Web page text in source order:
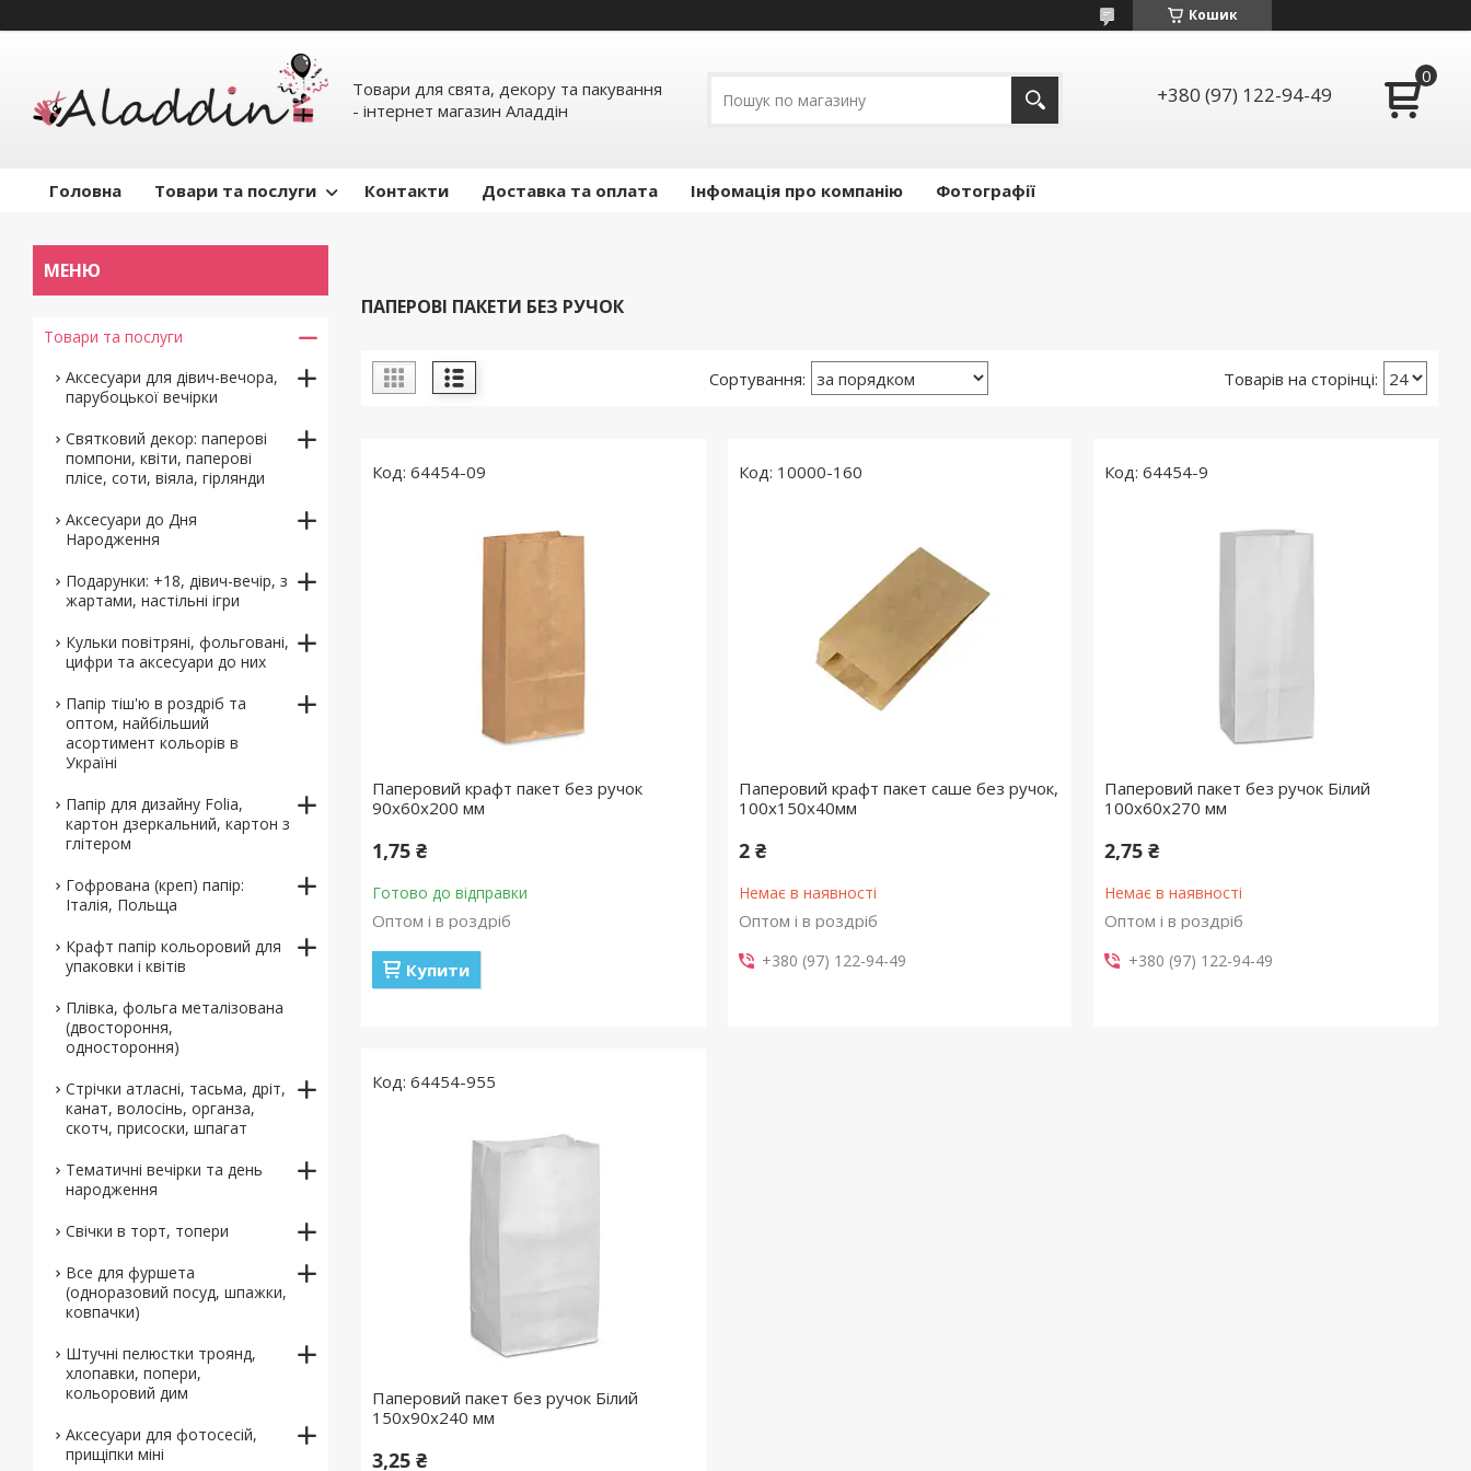
Кошик
Товари для свята, декору та пакування
- інтернет магазин Аладдін
+380 (97) 122-94-49
Головна Товари та послуги Контакти Доставка та оплата Інфомація про компанію Фотографії
ПАПЕРОВІ ПАКЕТИ БЕЗ РУЧОК
64454-09
Паперовий крафт пакет без ручок
90x60x200 мм
1,75 ₴
Готово до відправки
Оптом і в роздріб
Купити
10000-160
Паперовий крафт пакет саше без ручок,
100х150х40мм
2 ₴
Немає в наявності
Оптом і в роздріб
+380 (97) 122-94-49
64454-9
Паперовий пакет без ручок Білий
100x60x270 мм
2,75 ₴
Немає в наявності
Оптом і в роздріб
+380 (97) 122-94-49
64454-955
Паперовий пакет без ручок Білий
150x90x240 мм
3,25 ₴
Товари та послуги
Аксесуари для дівич-вечора,
парубоцької вечірки
Святковий декор: паперові
помпони, квіти, паперові
плісе, соти, віяла, гірлянди
Аксесуари до Дня
Народження
Подарунки: +18, дівич-вечір, з
жартами, настільні ігри
Кульки повітряні, фольговані,
цифри та аксесуари до них
Папір тіш'ю в роздріб та
оптом, найбільший
асортимент кольорів в
Україні
Папір для дизайну Folia,
картон дзеркальний, картон з
глітером
Гофрована (креп) папір:
Італія, Польща
Крафт папір кольоровий для
упаковки і квітів
Плівка, фольга металізована
(двостороння,
одностороння)
Стрічки атласні, тасьма, дріт,
канат, волосінь, органза,
скотч, присоски, шпагат
Тематичні вечірки та день
народження
Свічки в торт, топери
Все для фуршета
(одноразовий посуд, шпажки,
ковпачки)
Штучні пелюстки троянд,
хлопавки, попери,
кольоровий дим
Аксесуари для фотосесій,
прищіпки міні